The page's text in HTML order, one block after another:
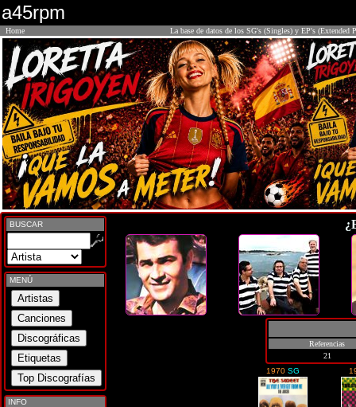
a45rpm
Home La base de datos de los SG's (Singles) y EP's (Extended
BUSCAR
MENÚ
INFO
Referencias
21
1970 SG